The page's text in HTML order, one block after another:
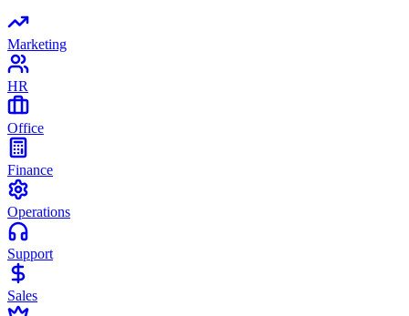
Marketing
HR
Office
Finance
Operations
Support
Sales